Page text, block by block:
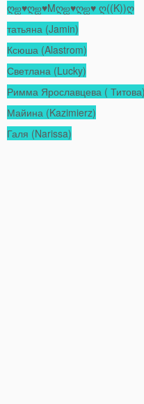
ღஐ♥ღஐ♥Mღஐ♥ღஐ♥ ღ((K))ღ
татьяна (Jamin)
Ксюша (Alastrom)
Светлана (Lucky)
Римма Ярославцева ( Титова)
Майина (Kazimierz)
Галя (Narissa)